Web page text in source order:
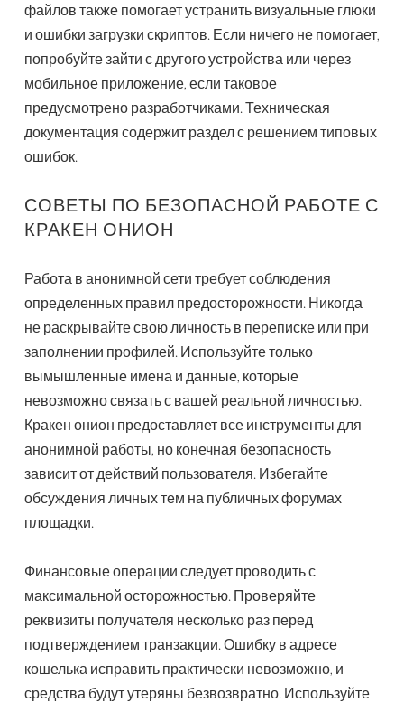
файлов также помогает устранить визуальные глюки
и ошибки загрузки скриптов. Если ничего не помогает,
попробуйте зайти с другого устройства или через
мобильное приложение, если таковое
предусмотрено разработчиками. Техническая
документация содержит раздел с решением типовых
ошибок.
СОВЕТЫ ПО БЕЗОПАСНОЙ РАБОТЕ С
КРАКЕН ОНИОН
Работа в анонимной сети требует соблюдения
определенных правил предосторожности. Никогда
не раскрывайте свою личность в переписке или при
заполнении профилей. Используйте только
вымышленные имена и данные, которые
невозможно связать с вашей реальной личностью.
Кракен онион предоставляет все инструменты для
анонимной работы, но конечная безопасность
зависит от действий пользователя. Избегайте
обсуждения личных тем на публичных форумах
площадки.
Финансовые операции следует проводить с
максимальной осторожностью. Проверяйте
реквизиты получателя несколько раз перед
подтверждением транзакции. Ошибку в адресе
кошелька исправить практически невозможно, и
средства будут утеряны безвозвратно. Используйте